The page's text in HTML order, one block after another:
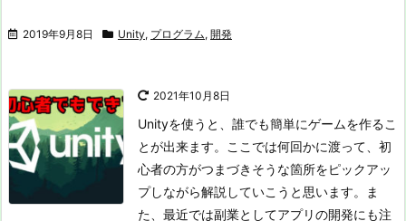
2019年9月8日 Unity, プログラム, 開発
2021年10月8日
Unityを使うと、誰でも簡単にゲームを作るこ
とが出来ます。
ここでは何回かに渡って、初
心者の方がつまづきそうな箇所をピックアッ
プしながら解説していこうと思います。
ま
た、最近では副業としてアプリの開発にも注